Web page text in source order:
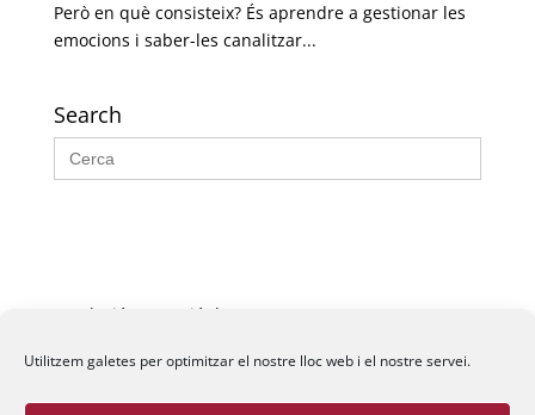
Utilitzem galetes per optimitzar el nostre lloc web i el nostre servei.
Però en què consisteix? És aprendre a gestionar les
emocions i saber-les canalitzar...
Search
Search
for:
Fundació La Passió d’Esparreguera, 2026